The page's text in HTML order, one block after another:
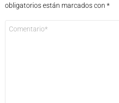
obligatorios están marcados con *